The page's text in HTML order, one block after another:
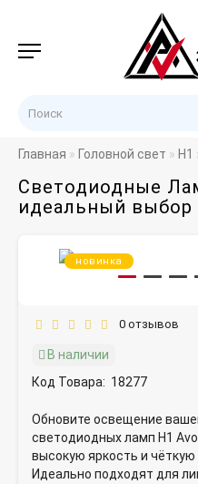
Главная Головной свет H1
Светодиодные
идеальный выбор
новинка
0 отзывов
В наличии
Код Товара: 18277
Обновите освещение
светодиодных ламп H1
высокую яркость и
Идеально подходят для